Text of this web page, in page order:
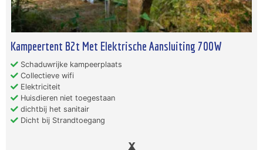
Kampeertent B2t Met Elektrische Aansluiting 700W
Schaduwrijke kampeerplaats
Collectieve wifi
Elektriciteit
Huisdieren niet toegestaan
dichtbij het sanitair
Dicht bij Strandtoegang